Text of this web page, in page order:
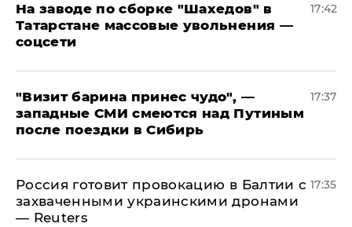
На заводе по сборке "Шахедов" в
Татарстане массовые увольнения —
соцсети
17:42
"Визит барина принес чудо", —
западные СМИ смеются над Путиным
после поездки в Сибирь
17:37
​Россия готовит провокацию в Балтии с
захваченными украинскими дронами
— Reuters
17:35